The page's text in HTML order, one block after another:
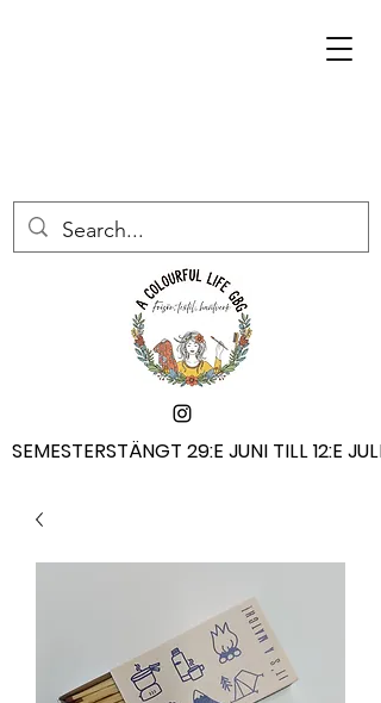
SEMESTERSTÄNGT 29:E JUNI TILL 12:E JULI
SEMESTERSTÄNGT 29:E JUNI TILL 12:E JULI